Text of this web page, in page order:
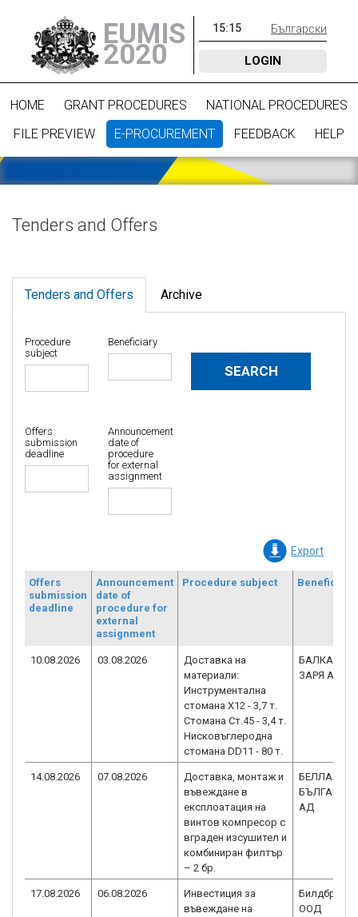
EUMIS
2020
15:15 Български
LOGIN
HOME GRANT PROCEDURES
NATIONAL PROCEDURES
FILE PREVIEW
E-PROCUREMENT FEEDBACK HELP
Tenders and Offers
Tenders and Offers Archive
Procedure
subject
Beneficiary
Offers
submission
deadline
Announcement
date of
procedure
for external
assignment
Export
Offers
submission
deadline
Announcement
date of
procedure for
external
assignment
Procedure subject Beneficiary
10.08.2026 03.08.2026
Доставка на
материали:
Инструментална
стомана Х12 - 3,7 т.
Стомана Ст.45 - 3,4 т.
Нисковъглеродна
стомана DD11 - 80 т.
ЗАРЯ АД
14.08.2026 07.08.2026
Доставка, монтаж и
въвеждане в
експлоатация на
винтов компресор с
вграден изсушител и
комбиниран филтър
– 2 бр.
БЕЛЛА
БЪЛГАРИЯ
АД
17.08.2026 06.08.2026
Инвестиция за
въвеждане на
Билдбрайт
ООД